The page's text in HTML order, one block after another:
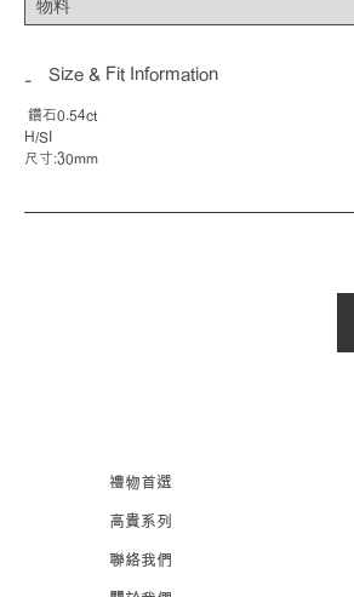
Size & Fit Information
鑽石0.54ct
H/SI
尺寸:30mm
禮物首選
高貴系列
聯絡我們